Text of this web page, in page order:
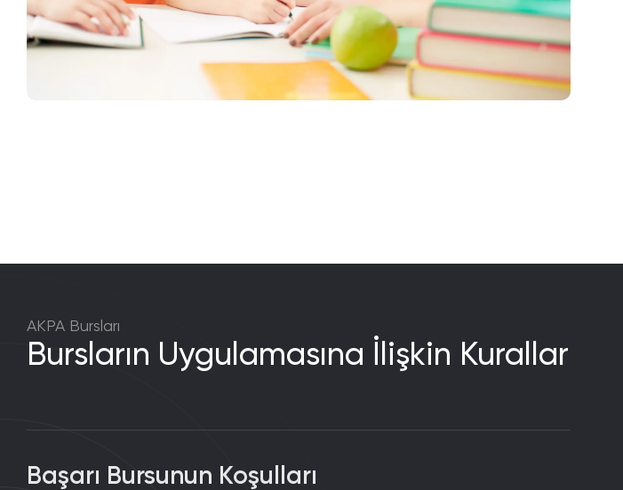
AKPA Bursları
Bursların Uygulamasına İlişkin Kurallar
Başarı Bursunun Koşulları